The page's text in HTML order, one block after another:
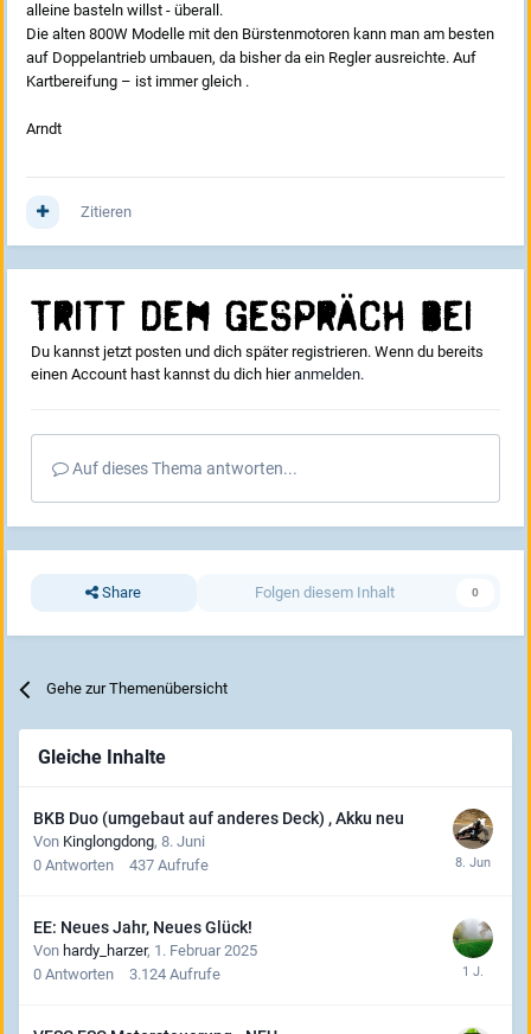
alleine basteln willst - überall.
Die alten 800W Modelle mit den Bürstenmotoren kann man am besten
auf Doppelantrieb umbauen, da bisher da ein Regler ausreichte. Auf
Kartbereifung – ist immer gleich .
Arndt
Zitieren
Tritt dem Gespräch bei
Du kannst jetzt posten und dich später registrieren. Wenn du bereits
einen Account hast kannst du dich hieranmelden.
Auf dieses Thema antworten...
Share Folgen diesem Inhalt 0
Gehe zur Themenübersicht
Gleiche Inhalte
BKB Duo (umgebaut auf anderes Deck) , Akku neu
Von Kinglongdong, 8. Juni
0 Antworten 437 Aufrufe
EE: Neues Jahr, Neues Glück!
Von hardy_harzer, 1. Februar 2025
0 Antworten 3.124 Aufrufe